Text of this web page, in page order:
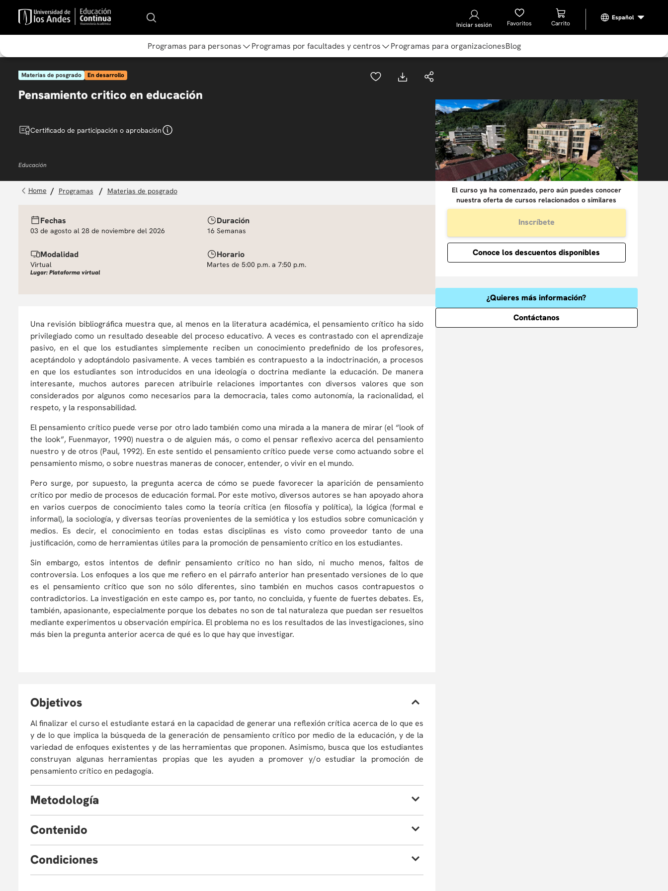
Iniciar sesión Favoritos
Programas para personas Programas por facultades y centros Programas para organizacionesBlog
Materias de posgrado En desarrollo
Pensamiento critico en educación
Certificado de participación o aprobación
Educación
programas materias de posgrado
Fechas
03 de agosto al 28 de noviembre del 2026
Duración
16 Semanas
Modalidad
Virtual
Lugar: Plataforma virtual
Horario
Martes de 5:00 p.m. a 7:50 p.m.
Una revisión bibliográfica muestra que, al menos en la literatura académica, el pensamiento crítico ha sido
privilegiado como un resultado deseable del proceso educativo. A veces es contrastado con el aprendizaje
pasivo, en el que los estudiantes simplemente reciben un conocimiento predefinido de los profesores,
aceptándolo y adoptándolo pasivamente. A veces también es contrapuesto a la indoctrinación, a procesos
en que los estudiantes son introducidos en una ideología o doctrina mediante la educación. De manera
interesante, muchos autores parecen atribuirle relaciones importantes con diversos valores que son
considerados por algunos como necesarios para la democracia, tales como autonomía, la racionalidad, el
respeto, y la responsabilidad.
El pensamiento crítico puede verse por otro lado también como una mirada a la manera de mirar (el “look of
the look”, Fuenmayor, 1990) nuestra o de alguien más, o como el pensar reflexivo acerca del pensamiento
nuestro y de otros (Paul, 1992). En este sentido el pensamiento crítico puede verse como actuando sobre el
pensamiento mismo, o sobre nuestras maneras de conocer, entender, o vivir en el mundo.
Pero surge, por supuesto, la pregunta acerca de cómo se puede favorecer la aparición de pensamiento
crítico por medio de procesos de educación formal. Por este motivo, diversos autores se han apoyado ahora
en varios cuerpos de conocimiento tales como la teoría crítica (en filosofía y política), la lógica (formal e
informal), la sociología, y diversas teorías provenientes de la semiótica y los estudios sobre comunicación y
medios. Es decir, el conocimiento en todas estas disciplinas es visto como proveedor tanto de una
justificación, como de herramientas útiles para la promoción de pensamiento crítico en los estudiantes.
Sin embargo, estos intentos de definir pensamiento crítico no han sido, ni mucho menos, faltos de
controversia. Los enfoques a los que me refiero en el párrafo anterior han presentado versiones de lo que
es el pensamiento crítico que son no sólo diferentes, sino también en muchos casos contrapuestos o
contradictorios. La investigación en este campo es, por tanto, no concluida, y fuente de fuertes debates. Es,
también, apasionante, especialmente porque los debates no son de tal naturaleza que puedan ser resueltos
mediante experimentos u observación empírica. El problema no es los resultados de las investigaciones, sino
más bien la pregunta anterior acerca de qué es lo que hay que investigar.
Objetivos
Al finalizar el curso el estudiante estará en la capacidad de generar una reflexión crítica acerca de lo que es
y de lo que implica la búsqueda de la generación de pensamiento crítico por medio de la educación, y de la
variedad de enfoques existentes y de las herramientas que proponen. Asimismo, busca que los estudiantes
construyan algunas herramientas propias que les ayuden a promover y/o estudiar la promoción de
pensamiento crítico en pedagogía.
Metodología
Discusión de enfoques y conceptos a partir de la lectura de textos. La mayoría de las reuniones de
vamos a leer todos los textos, completos, y a tiempo. Para dar una idea de la longitud de los textos que
se deben leer, para cada sesión se trabajarán en promedio dos artículos o capítulos de libro, de
Contenido
La pedagogía radical
Parte II:
Condiciones
El curso ya ha comenzado, pero aún puedes conocer
nuestra oferta de cursos relacionados o similares
Inscríbete
Conoce los descuentos disponibles
¿Quieres más información?
Contáctanos